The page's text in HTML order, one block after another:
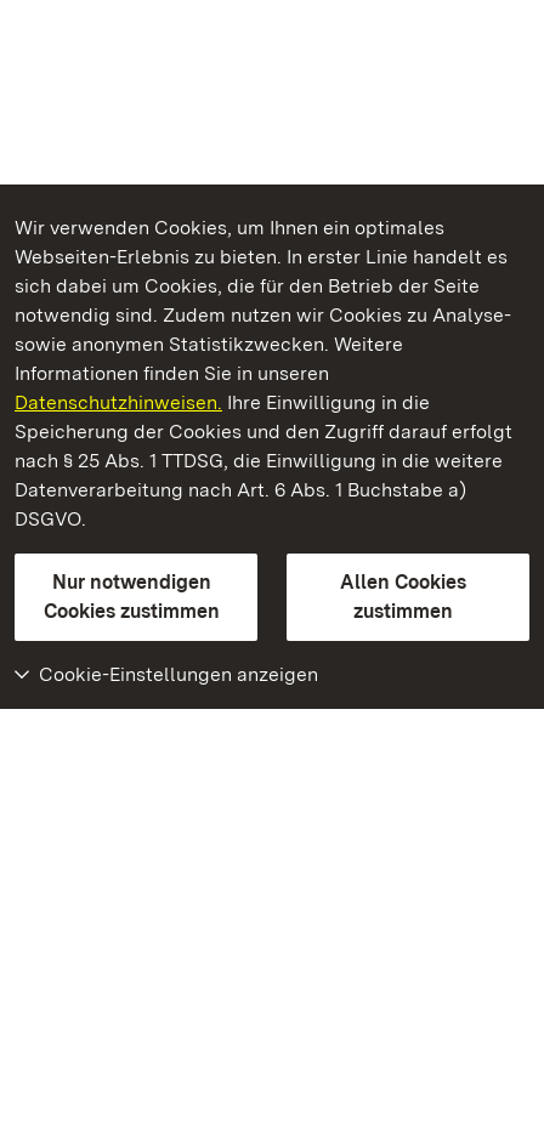
Wir verwenden Cookies, um Ihnen ein optimales
Webseiten-Erlebnis zu bieten. In erster Linie handelt es
sich dabei um Cookies, die für den Betrieb der Seite
notwendig sind. Zudem nutzen wir Cookies zu Analyse-
sowie anonymen Statistikzwecken. Weitere
Informationen finden Sie in unseren
Datenschutzhinweisen. Ihre Einwilligung in die
Speicherung der Cookies und den Zugriff darauf erfolgt
nach § 25 Abs. 1 TTDSG, die Einwilligung in die weitere
Datenverarbeitung nach Art. 6 Abs. 1 Buchstabe a)
DSGVO.
Nur notwendigen
Cookies zustimmen
Allen Cookies
zustimmen
Cookie-Einstellungen anzeigen
Kommen. Staunen. Genießen.
Staatliche Schlösser und Gärten Baden‑Württemberg
Staatliche Schlösser und Gärten Baden-Württemberg
Kontakt
GebärdenspracheLeichte Sprache
Erklärung zur Barrierefreiheit
BITV-konform (geprüfte Seiten)
Weiteres